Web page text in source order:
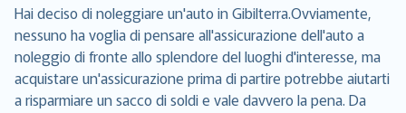
Hai deciso di noleggiare un'auto in Gibilterra.Ovviamente,
nessuno ha voglia di pensare all'assicurazione dell'auto a
noleggio di fronte allo splendore del luoghi d'interesse, ma
acquistare un'assicurazione prima di partire potrebbe aiutarti
a risparmiare un sacco di soldi e vale davvero la pena. Da